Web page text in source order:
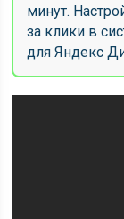
минут.
за клики в
для Яндекс